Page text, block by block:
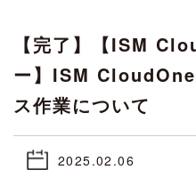
【完了】【ISM
ー】ISM
ス作業について
2025.02.06